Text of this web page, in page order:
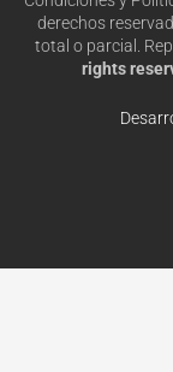
derechos
total o parcial.
rights